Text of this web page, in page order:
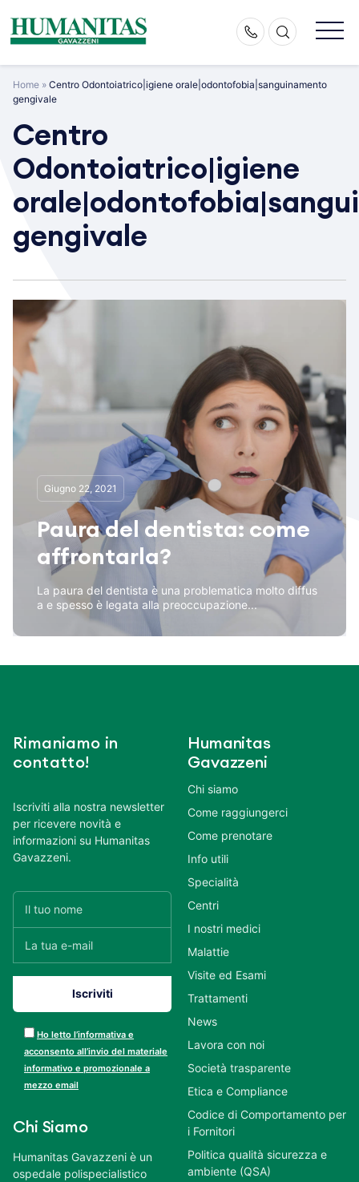
content
Home » Centro Odontoiatrico|igiene orale|odontofobia|sanguinamento
gengivale
Centro
Odontoiatrico|igiene
gengivale
Giugno 22, 2021
Paura del dentista: come
affrontarla?
La paura del dentista è una problematica molto diffus
a e spesso è legata alla preoccupazione...
Rimaniamo in
contatto!
Iscriviti alla nostra newsletter
per ricevere novità e
informazioni su Humanitas
Gavazzeni.
Ho letto l’informativa e
acconsento all’invio del materiale
informativo e promozionale a
mezzo email
Chi Siamo
Humanitas Gavazzeni è un
ospedale polispecialistico
Humanitas
Gavazzeni
Chi siamo
Come raggiungerci
Come prenotare
Info utili
Specialità
Centri
I nostri medici
Malattie
Visite ed Esami
Trattamenti
News
Lavora con noi
Società trasparente
Etica e Compliance
Codice di Comportamento per
i Fornitori
Politica qualità sicurezza e
ambiente (QSA)